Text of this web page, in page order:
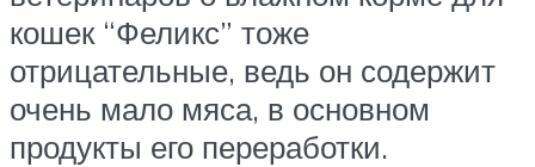
кошек “Феликс” тоже
отрицательные, ведь он содержит
очень мало мяса, в основном
продукты его переработки.